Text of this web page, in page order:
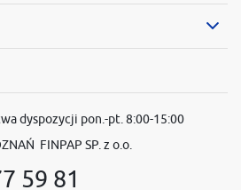
dyspozycji pon.-pt. 8:00-15:00
FINPAP SP. z o.o.
59 81